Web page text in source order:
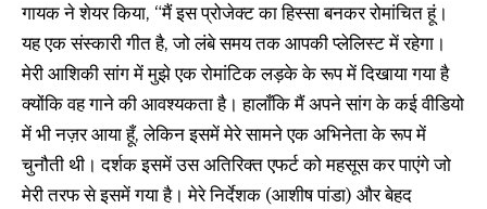
गायक ने शेयर किया, “मैं इस प्रोजेक्ट का हिस्सा बनकर रोमांचित हूं।
यह एक संस्कारी गीत है, जो लंबे समय तक आपकी प्लेलिस्ट में रहेगा।
मेरी आशिकी सांग में मुझे एक रोमांटिक लड़के के रूप में दिखाया गया है
क्योंकि वह गाने की आवश्यकता है। हालाँकि मैं अपने सांग के कई वीडियो
में भी नज़र आया हूँ, लेकिन इसमें मेरे सामने एक अभिनेता के रूप में
चुनौती थी। दर्शक इसमें उस अतिरिक्त एफर्ट को महसूस कर पाएंगे जो
मेरी तरफ से इसमें गया है। मेरे निर्देशक (आशीष पांडा) और बेहद